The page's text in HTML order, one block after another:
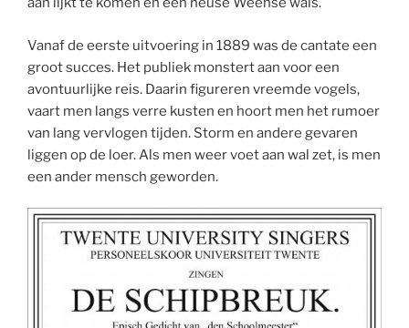
Vanaf de eerste uitvoering in 1889 was de cantate een
groot succes. Het publiek monstert aan voor een
avontuurlijke reis. Daarin figureren vreemde vogels,
vaart men langs verre kusten en hoort men het rumoer
van lang vervlogen tijden. Storm en andere gevaren
liggen op de loer. Als men weer voet aan wal zet, is men
een ander mensch geworden.